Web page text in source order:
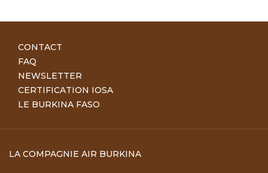
CONTACT
FAQ
NEWSLETTER
CERTIFICATION IOSA
LE BURKINA FASO
LA COMPAGNIE AIR BURKINA